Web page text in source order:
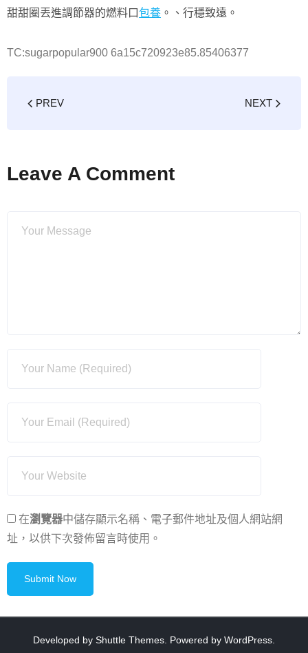
甜甜圈丟進調節器的燃料口包養 。、行穩致遠。
TC:sugarpopular900 6a15c720923e85.85406377
PREV NEXT
Leave A Comment
在瀏覽器中儲存顯示名稱、電子郵件地址及個人網站網
址，以供下次發佈留言時使用。
Developed by Shuttle Themes . Powered by WordPress